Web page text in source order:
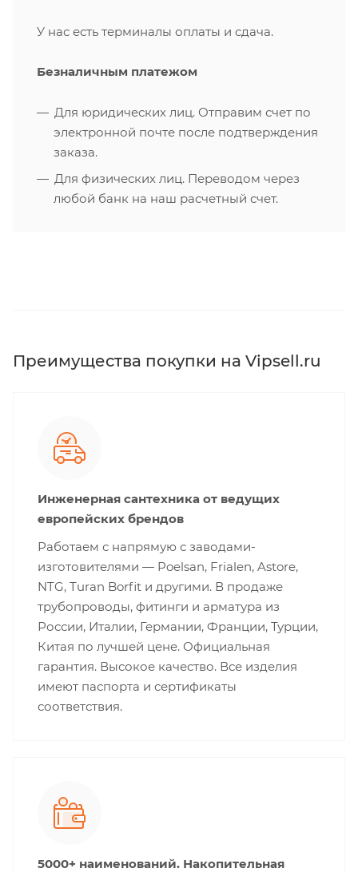
У нас есть терминалы оплаты и сдача.
Безналичным платежом
Для юридических лиц. Отправим счет по
электронной почте после подтверждения
заказа.
Для физических лиц. Переводом через
любой банк на наш расчетный счет.
Преимущества покупки на Vipsell.ru
Инженерная сантехника от ведущих
европейских брендов
Работаем с напрямую с заводами-
изготовителями — Poelsan, Frialen, Astore,
NTG, Turan Borfit и другими. В продаже
трубопроводы, фитинги и арматура из
России, Италии, Германии, Франции, Турции,
Китая по лучшей цене. Официальная
гарантия. Высокое качество. Все изделия
имеют паспорта и сертификаты
соответствия.
5000+ наименований. Накопительная